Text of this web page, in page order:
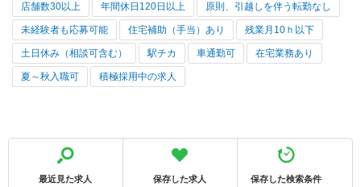
店舗数30以上 年間休日120日以上 原則、引越しを伴う転勤なし
未経験者も応募可能 住宅補助（手当）あり 残業月10ｈ以下
土日休み（相談可含む） 駅チカ 車通勤可 在宅業務あり
夏～秋入職可 積極採用中の求人
最近見た求人 保存した求人 保存した検索条件